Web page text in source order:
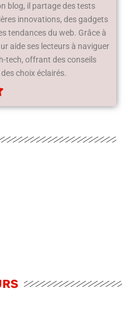
blog, il partage des tests
innovations, des gadgets
tendances du web. Grâce à
aide ses lecteurs à naviguer
tech, offrant des conseils
choix éclairés.